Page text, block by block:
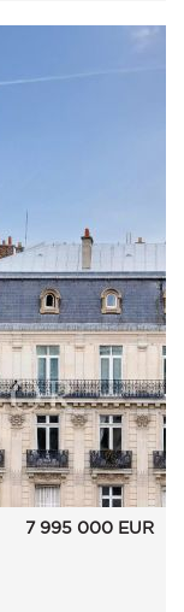
7 995 000 EUR